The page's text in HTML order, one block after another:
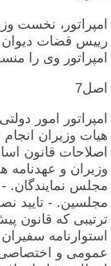
امپراتور، نخست‏
رییس‏ قضات‏ دیوان‏
امپراتور وی‏ را
اصل‏7
امپراتور امور
هیات‏ وزیران‏
اصلاحات‏ قانون‏
وزیران‏ و
مجلس‏ نمایندگان‏. -
مجلسین‏. - تایید
ترتیبی‏ که‏ قانون‏
استوارنامه‏
عمومی‏ و